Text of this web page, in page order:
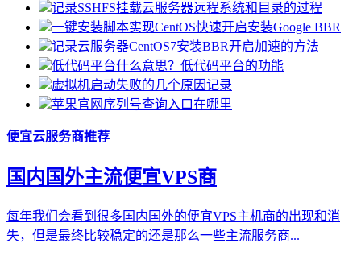
记录SSHFS挂载云服务器远程系统和目录的过程
一键安装脚本实现CentOS快速开启安装Google BBR
记录云服务器CentOS7安装BBR开启加速的方法
低代码平台什么意思？低代码平台的功能
虚拟机启动失败的几个原因记录
苹果官网序列号查询入口在哪里
便宜云服务商推荐
国内国外主流便宜VPS商
每年我们会看到很多国内国外的便宜VPS主机商的出现和消
失，但是最终比较稳定的还是那么一些主流服务商...